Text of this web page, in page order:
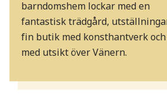
barndomshem lockar med en
fantastisk trädgård,
fin butik med konsthantverk
med utsikt över Vänern.